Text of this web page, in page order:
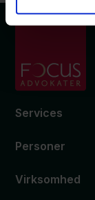
Services
Personer
Virksomhed